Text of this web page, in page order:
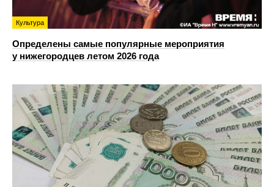
Культура
Определены самые популярные мероприятия
у нижегородцев летом 2026 года